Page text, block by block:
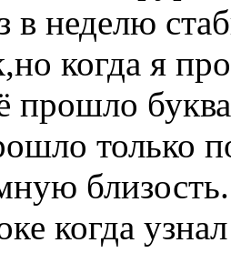
в неделю
когда я
прошло
только
когда